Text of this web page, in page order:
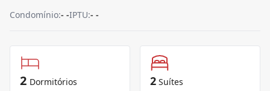
Condomínio:- -IPTU:- -
2 Dormitórios 2 Suítes